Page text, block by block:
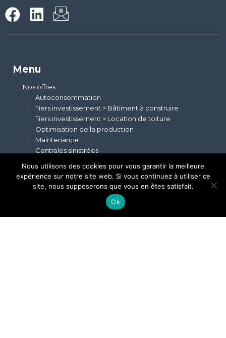
Menu
Nos offres
Autoconsommation
Tiers investissement > Bâtiment à construire
Tiers investissement > Location de toiture
Optimisation de la production
Maintenance
Centrales sinistrées
Histoire
Nos savoir-faire
Actualités
Nous utilisons des cookies pour vous garantir la meilleure
expérience sur notre site web. Si vous continuez à utiliser ce
site, nous supposerons que vous en êtes satisfait.
Ok